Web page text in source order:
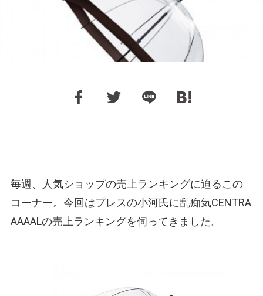
毎週、人気ショップの売上ランキングに迫るこの
コーナー。今回はプレスの小河氏に乱痴気CENTRA
AAAALの売上ランキングを伺ってきました。